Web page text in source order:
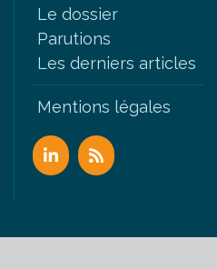
Le dossier
Parutions
Les derniers articles
Mentions légales